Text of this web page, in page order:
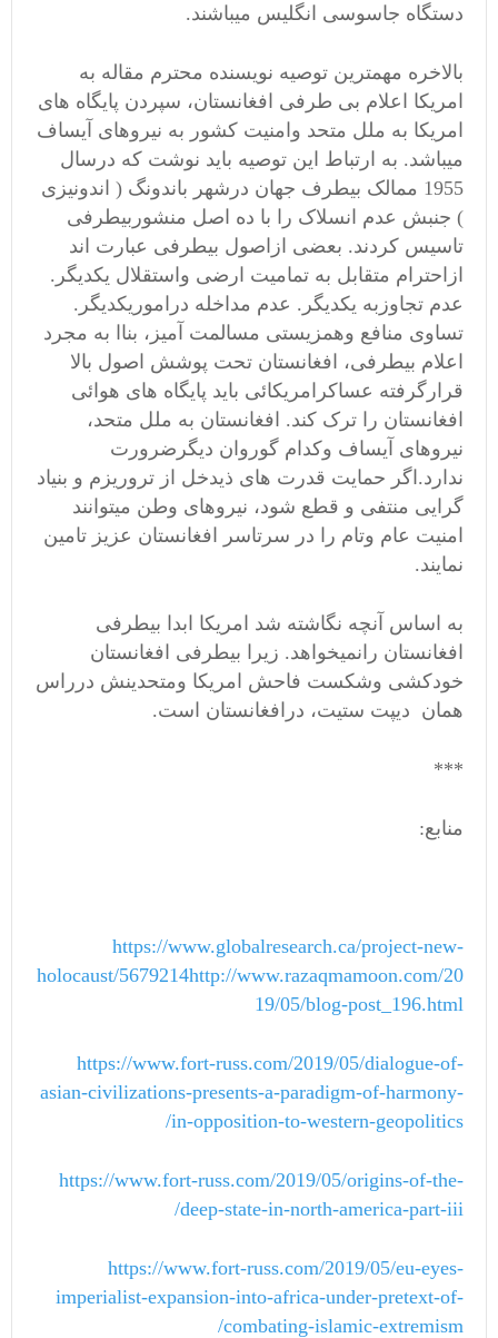
دستگاه جاسوسی انگلیس میباشند.
بالاخره مهمترین توصیه نویسنده محترم مقاله به
امریکا اعلام بی طرفی افغانستان، سپردن پایگاه های
امریکا به ملل متحد وامنیت کشور به نیروهای آیساف
میباشد. به ارتباط این توصیه باید نوشت که درسال
1955 ممالک بیطرف جهان درشهر باندونگ ( اندونیزی
) جنبش عدم انسلاک را با ده اصل منشوربیطرفی
تاسیس کردند. بعضی ازاصول بیطرفی عبارت اند
ازاحترام متقابل به تمامیت ارضی واستقلال یکدیگر.
عدم تجاوزبه یکدیگر. عدم مداخله دراموریکدیگر.
تساوی منافع وهمزیستی مسالمت آمیز، بناا به مجرد
اعلام بیطرفی، افغانستان تحت پوشش اصول بالا
قرارگرفته عساکرامریکائی باید پایگاه های هوائی
افغانستان را ترک کند. افغانستان به ملل متحد،
نیروهای آیساف وکدام گوروان دیگرضرورت
ندارد.اگر حمایت قدرت های ذیدخل از تروریزم و بنیاد
گرایی منتفی و قطع شود، نیروهای وطن میتوانند
امنیت عام وتام را در سرتاسر افغانستان عزیز تامین
نمایند.
به اساس آنچه نگاشته شد امریکا ابدا بیطرفی
افغانستان رانمیخواهد. زیرا بیطرفی افغانستان
خودکشی وشکست فاحش امریکا ومتحدینش درراس
همان دیپت ستیت، درافغانستان است.
***
منابع:
https://www.globalresearch.ca/project-new-
holocaust/5679214http://www.razaqmamoon.com/20
19/05/blog-post_196.html
https://www.fort-russ.com/2019/05/dialogue-of-
asian-civilizations-presents-a-paradigm-of-harmony-
in-opposition-to-western-geopolitics/
https://www.fort-russ.com/2019/05/origins-of-the-
deep-state-in-north-america-part-iii/
https://www.fort-russ.com/2019/05/eu-eyes-
imperialist-expansion-into-africa-under-pretext-of-
combating-islamic-extremism/